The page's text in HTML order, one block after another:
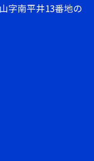
字南平井13番地の